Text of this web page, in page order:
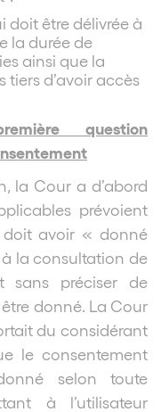
doit être délivrée à
la durée de
ainsi que la
tiers d’avoir accès
question
la Cour a d’abord
prévoient
doit avoir « donné
la consultation de
sans préciser de
donné. La Cour
du considérant
le consentement
selon toute
à l’utilisateur